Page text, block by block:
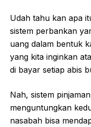
Udah tahu kan apa
sistem perbankan
uang dalam bentuk
yang kita inginkan
di bayar setiap abis
Nah, sistem
menguntungkan
nasabah bisa